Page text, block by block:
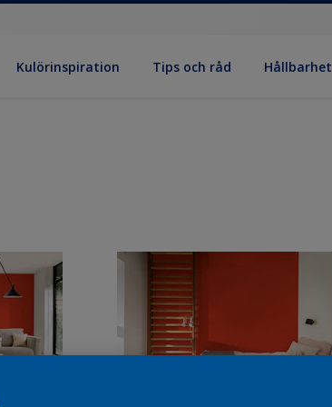
Kulörinspiration Tips och råd Hållbarhet